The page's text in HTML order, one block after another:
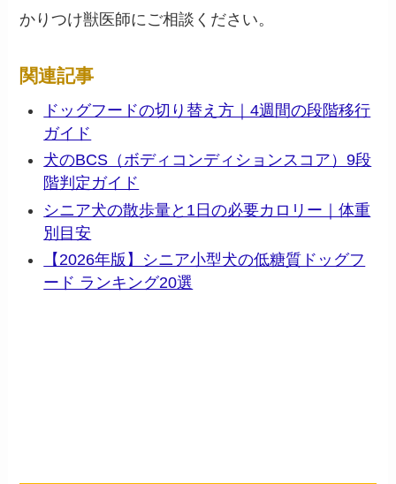
かりつけ獣医師にご相談ください。
関連記事
ドッグフードの切り替え方｜4週間の段階移行
ガイド
犬のBCS（ボディコンディションスコア）9段
階判定ガイド
シニア犬の散歩量と1日の必要カロリー｜体重
別目安
【2026年版】シニア小型犬の低糖質ドッグフ
ード ランキング20選